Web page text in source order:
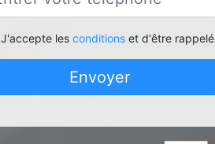
J'accepte les conditionset d'être rappelé
Envoyer